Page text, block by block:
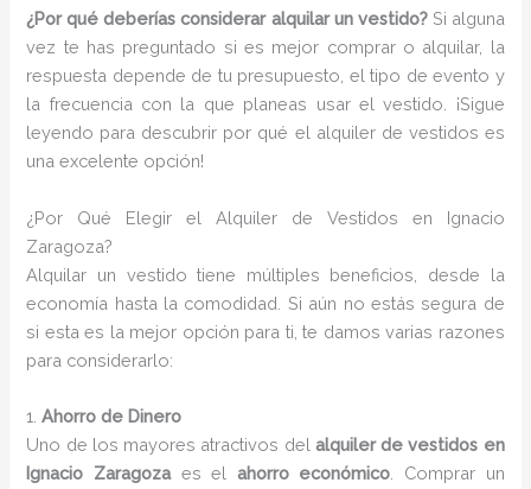
¿Por qué deberías considerar alquilar un vestido?Si alguna
vez te has preguntado si es mejor comprar o alquilar, la
respuesta depende de tu presupuesto, el tipo de evento y
la frecuencia con la que planeas usar el vestido. ¡Sigue
leyendo para descubrir por qué el alquiler de vestidos es
una excelente opción!
¿Por Qué Elegir el Alquiler de Vestidos en Ignacio
Zaragoza?
Alquilar un vestido tiene múltiples beneficios, desde la
economía hasta la comodidad. Si aún no estás segura de
si esta es la mejor opción para ti, te damos varias razones
para considerarlo:
1.Ahorro de Dinero
Uno de los mayores atractivos del alquiler de vestidos en
Ignacio Zaragozaes el ahorro económico . Comprar un